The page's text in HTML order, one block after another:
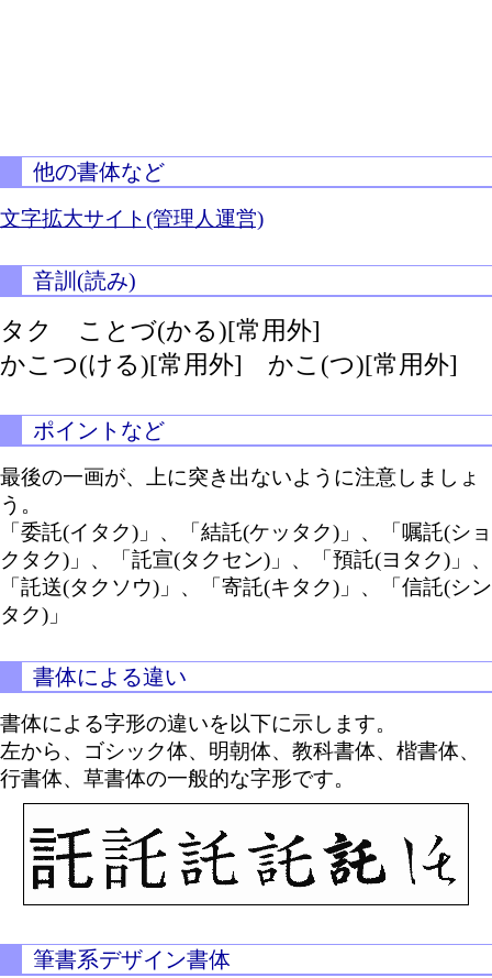
他の書体など
文字拡大サイト(管理人運営)
音訓(読み)
タク ことづ(かる)[常用外]
かこつ(ける)[常用外]
かこ(つ)[常用外]
ポイントなど
最後の一画が、上に突き出ないように注意しましょ
う。
「委託(イタク)」、「結託(ケッタク)」、「嘱託(ショ
クタク)」、「託宣(タクセン)」、「預託(ヨタク)」、
「託送(タクソウ)」、「寄託(キタク)」、「信託(シン
タク)」
書体による違い
書体による字形の違いを以下に示します。
左から、ゴシック体、明朝体、教科書体、楷書体、
行書体、草書体の一般的な字形です。
筆書系デザイン書体